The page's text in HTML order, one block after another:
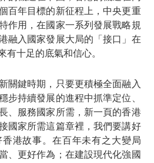
百年目標的新征程上，中央更重
作用，在國家一系列發展戰略規
融入國家發展大局的「接口」在
有十足的底氣和信心。
關鍵時期，只要更積極全面融入
步持續發展的進程中抓準定位、
、服務國家所需，新一頁的香港
國家所需這篇章裡，我們要講好
港故事。在百年未有之大變局
、更好作為；在建設現代化強國